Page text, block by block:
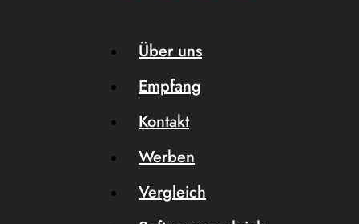
Über uns
Empfang
Kontakt
Werben
Vergleich